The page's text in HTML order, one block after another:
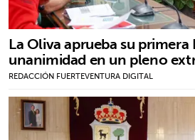
La Oliva aprueba su primera
unanimidad en un pleno
REDACCIÓN FUERTEVENTURA DIGITAL